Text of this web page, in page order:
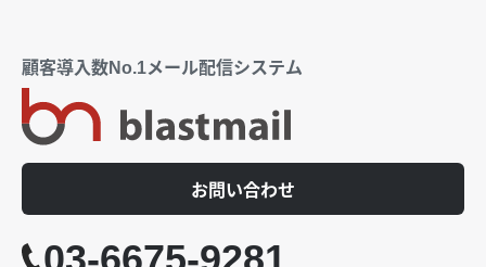
顧客導入数No.1メール配信システム
お問い合わせ